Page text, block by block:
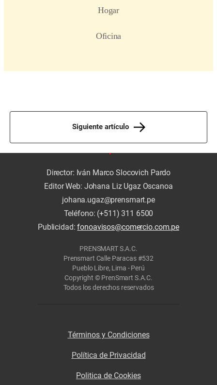
Siguiente artículo
Director: Iván Marco Slocovich Pardo
Editor Web: Johana Liz Ugaz Oscanoa
johana.ugaz@prensmart.pe
Teléfono: (+511) 311 6500
Publicidad:fonoavisos@comercio.com.pe
PRENSMART S.A.C.
Prensmart Calle Paracas #532
Pueblo Libre, Lima - Perú
Copyright © PrenSmart S.A.C.
Todos los derechos reservados
Términos y Condiciones
Política de Privacidad
Politica de Cookies